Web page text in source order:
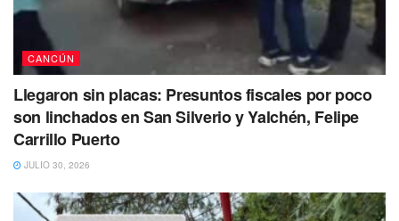
CANCÚN
Llegaron sin placas: Presuntos fiscales por poco
son linchados en San Silverio y Yalchén, Felipe
Carrillo Puerto
JULIO 30, 2026